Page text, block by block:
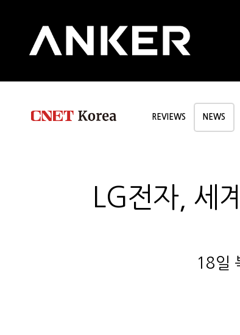
REVIEWS NEWS
LG전자, 세
18일